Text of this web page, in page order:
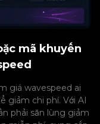
mã khuyến
giá wavespeed ai
giảm chi phí. Với AI
phải săn lùng giảm